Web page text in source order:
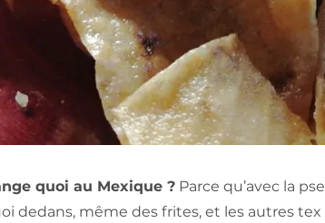
quoi au Mexique ? Parce qu’avec la
dedans, même des frites, et les autres